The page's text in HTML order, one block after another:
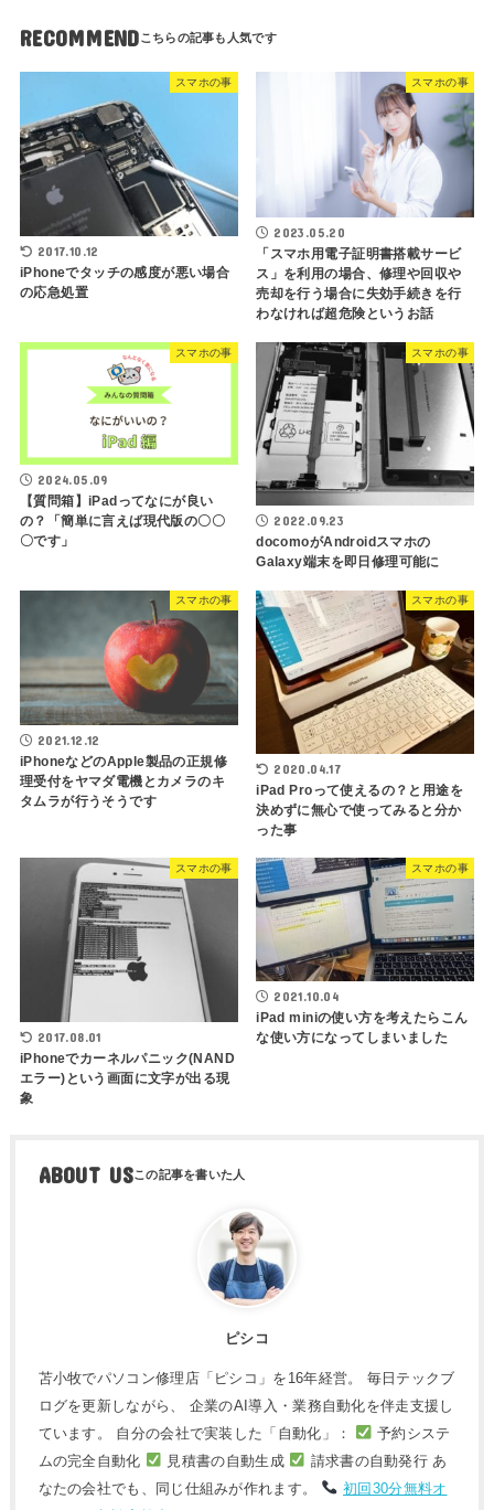
RECOMMEND
スマホの事
2017.10.12
iPhoneでタッチの感度が悪い場合
の応急処置
スマホの事
2023.05.20
「スマホ用電子証明書搭載サービ
ス」を利用の場合、修理や回収や
売却を行う場合に失効手続きを行
わなければ超危険というお話
スマホの事
2024.05.09
【質問箱】iPadってなにが良い
の？「簡単に言えば現代版の〇〇
〇です」
スマホの事
2022.09.23
docomoがAndroidスマホの
Galaxy端末を即日修理可能に
スマホの事
2021.12.12
iPhoneなどのApple製品の正規修
理受付をヤマダ電機とカメラのキ
タムラが行うそうです
スマホの事
2020.04.17
iPad Proって使えるの？と用途を
決めずに無心で使ってみると分か
った事
スマホの事
2017.08.01
iPhoneでカーネルパニック(NAND
エラー)という画面に文字が出る現
象
スマホの事
2021.10.04
iPad miniの使い方を考えたらこん
な使い方になってしまいました
ABOUT US
ピシコ
苫小牧でパソコン修理店「ピシコ」を16年経営。 毎日テックブ
ログを更新しながら、 企業のAI導入・業務自動化を伴走支援し
ています。 自分の会社で実装した「自動化」：
予約システ
ムの完全自動化
見積書の自動生成
請求書の自動発行 あ
なたの会社でも、同じ仕組みが作れます。
初回30分無料オ